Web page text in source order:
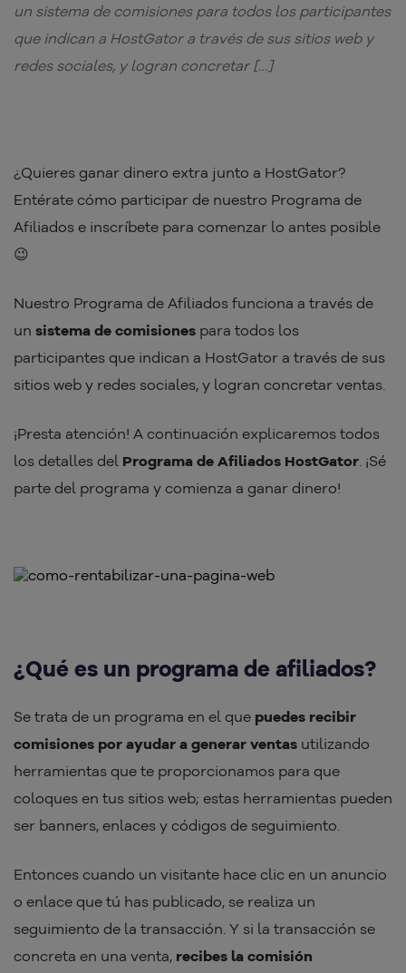
un sistema de comisiones para todos los participantes
que indican a HostGator a través de sus sitios web y
redes sociales, y logran concretar […]
¿Quieres ganar dinero extra junto a HostGator?
Entérate cómo participar de nuestro Programa de
Afiliados e inscríbete para comenzar lo antes posible
😉
Nuestro Programa de Afiliados funciona a través de
un sistema de comisiones para todos los
participantes que indican a HostGator a través de sus
sitios web y redes sociales, y logran concretar ventas.
¡Presta atención! A continuación explicaremos todos
los detalles del Programa de Afiliados HostGator. ¡Sé
parte del programa y comienza a ganar dinero!
¿Qué es un programa de afiliados?
Se trata de un programa en el que puedes recibir
comisiones por ayudar a generar ventas utilizando
herramientas que te proporcionamos para que
coloques en tus sitios web; estas herramientas pueden
ser banners, enlaces y códigos de seguimiento.
Entonces cuando un visitante hace clic en un anuncio
o enlace que tú has publicado, se realiza un
seguimiento de la transacción. Y si la transacción se
concreta en una venta, recibes la comisión